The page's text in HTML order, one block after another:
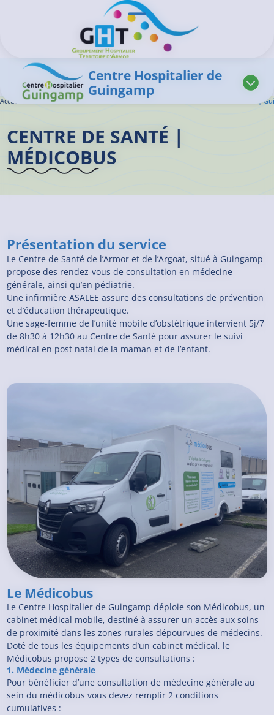
Ouvrir/Fermer le menu
Centre Hospitalier de
Guingamp
Accueil GHT> L'offre de soins Centres de santé Centre de santé et Médicobus |
CENTRE DE SANTÉ |
MÉDICOBUS
Présentation du service
Le Centre de Santé de l’Armor et de l’Argoat, situé à Guingamp
propose des rendez-vous de consultation en médecine
générale, ainsi qu’en pédiatrie.
Une infirmière ASALEE assure des consultations de prévention
et d’éducation thérapeutique.
Une sage-femme de l’unité mobile d’obstétrique intervient 5j/7
de 8h30 à 12h30 au Centre de Santé pour assurer le suivi
médical en post natal de la maman et de l’enfant.
Le Médicobus
Le Centre Hospitalier de Guingamp déploie son Médicobus, un
cabinet médical mobile, destiné à assurer un accès aux soins
de proximité dans les zones rurales dépourvues de médecins.
Doté de tous les équipements d’un cabinet médical, le
Médicobus propose 2 types de consultations :
1. Médecine générale
Pour bénéficier d’une consultation de médecine générale au
sein du médicobus vous devez remplir 2 conditions
cumulatives :
Panneau de gestion des cookies